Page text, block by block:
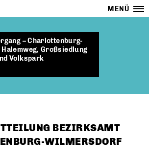
MENÜ
– Charlottenburg-
Halemweg, Großsiedlung
Volkspark
BEZIRKSAMT
WILMERSDORF